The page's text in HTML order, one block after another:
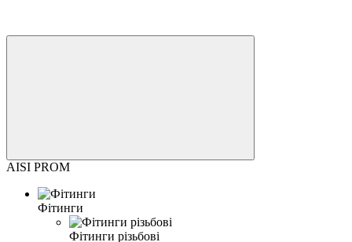
AISI PROM
Фітинги
Фітинги різьбові